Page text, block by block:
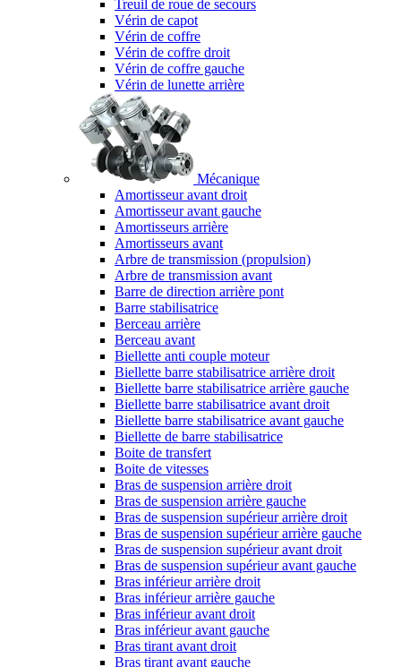
Treuil de roue de secours
Vérin de capot
Vérin de coffre
Vérin de coffre droit
Vérin de coffre gauche
Vérin de lunette arrière
Mécanique
Amortisseur avant droit
Amortisseur avant gauche
Amortisseurs arrière
Amortisseurs avant
Arbre de transmission (propulsion)
Arbre de transmission avant
Barre de direction arrière pont
Barre stabilisatrice
Berceau arrière
Berceau avant
Biellette anti couple moteur
Biellette barre stabilisatrice arrière droit
Biellette barre stabilisatrice arrière gauche
Biellette barre stabilisatrice avant droit
Biellette barre stabilisatrice avant gauche
Biellette de barre stabilisatrice
Boite de transfert
Boite de vitesses
Bras de suspension arrière droit
Bras de suspension arrière gauche
Bras de suspension supérieur arrière droit
Bras de suspension supérieur arrière gauche
Bras de suspension supérieur avant droit
Bras de suspension supérieur avant gauche
Bras inférieur arrière droit
Bras inférieur arrière gauche
Bras inférieur avant droit
Bras inférieur avant gauche
Bras tirant avant droit
Bras tirant avant gauche